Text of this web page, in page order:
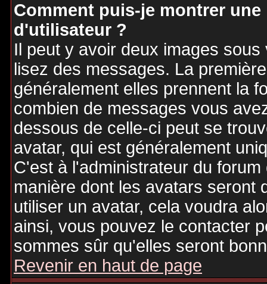
Comment puis-je montrer
d'utilisateur ?
Il peut y avoir deux images
lisez des messages. La
généralement elles prennent la
combien de messages vous
dessous de celle-ci peut se
avatar, qui est généralement
C'est à l'administrateur du
manière dont les avatars seront
utiliser un avatar, cela voudra
ainsi, vous pouvez le contacter
sommes sûr qu'elles seront
Revenir en haut de page